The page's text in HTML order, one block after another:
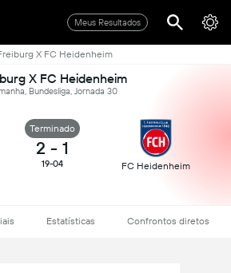
Meus Resultados
X FC Heidenheim
X FC Heidenheim
Bundesliga, Jornada 30
Terminado
2 - 1
19-04 FC Heidenheim
Estatísticas Confrontos diretos